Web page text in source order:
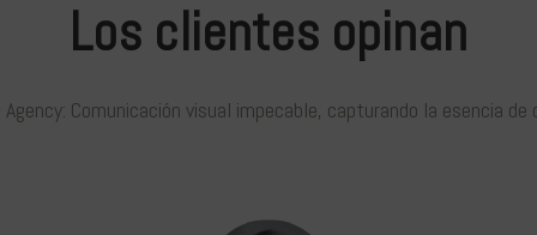
Los clientes opinan
Comunicación visual impecable, capturando la esencia de